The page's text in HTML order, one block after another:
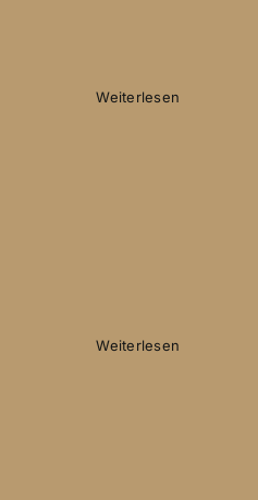
Weiterlesen
Weiterlesen